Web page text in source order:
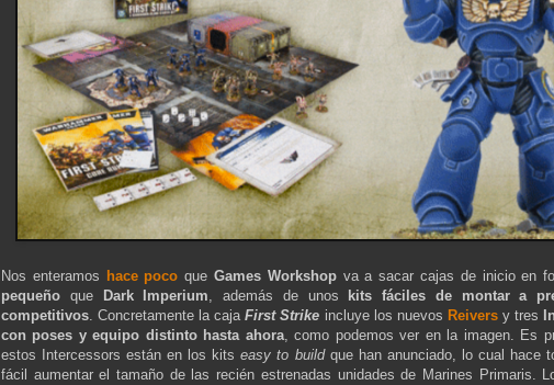
Nos enteramos hace poco queGames Workshopva a sacar cajas de inicio en
pequeño que Dark Imperium, además de unos
kits fáciles de montar a
competitivos. Concretamente la cajaFirst Strike incluye los nuevos Reiversy tres
con poses y equipo distinto hasta ahora, como podemos ver en la imagen. Es
estos Intercessors están en los kitseasy to buildque han anunciado, lo cual hace
fácil aumentar el tamaño de las recién estrenadas unidades de Marines Primaris.